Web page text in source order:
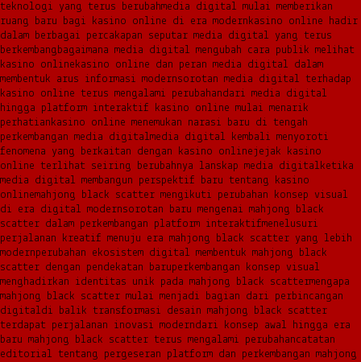
teknologi yang terus berubahmedia digital mulai memberikan
ruang baru bagi kasino online di era modernkasino online hadir
dalam berbagai percakapan seputar media digital yang terus
berkembangbagaimana media digital mengubah cara publik melihat
kasino onlinekasino online dan peran media digital dalam
membentuk arus informasi modernsorotan media digital terhadap
kasino online terus mengalami perubahandari media digital
hingga platform interaktif kasino online mulai menarik
perhatiankasino online menemukan narasi baru di tengah
perkembangan media digitalmedia digital kembali menyoroti
fenomena yang berkaitan dengan kasino onlinejejak kasino
online terlihat seiring berubahnya lanskap media digitalketika
media digital membangun perspektif baru tentang kasino
onlinemahjong black scatter mengikuti perubahan konsep visual
di era digital modernsorotan baru mengenai mahjong black
scatter dalam perkembangan platform interaktifmenelusuri
perjalanan kreatif menuju era mahjong black scatter yang lebih
modernperubahan ekosistem digital membentuk mahjong black
scatter dengan pendekatan baruperkembangan konsep visual
menghadirkan identitas unik pada mahjong black scattermengapa
mahjong black scatter mulai menjadi bagian dari perbincangan
digitaldi balik transformasi desain mahjong black scatter
terdapat perjalanan inovasi moderndari konsep awal hingga era
baru mahjong black scatter terus mengalami perubahancatatan
editorial tentang pergeseran platform dan perkembangan mahjong